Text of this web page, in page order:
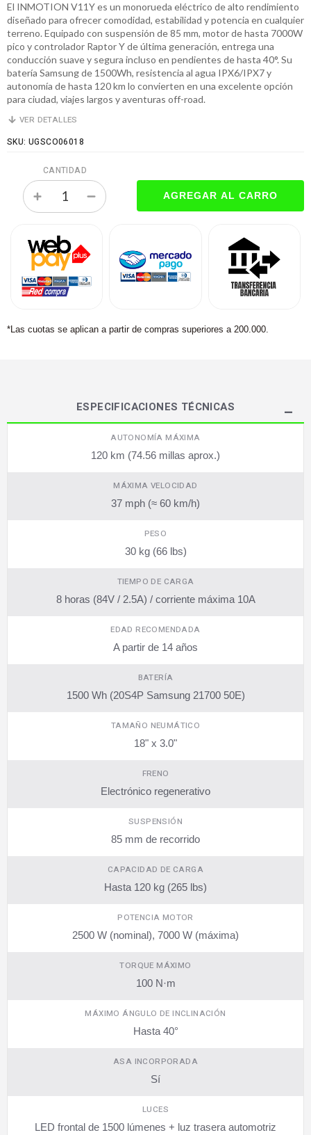
El INMOTION V11Y es un monorueda eléctrico de alto rendimiento
diseñado para ofrecer comodidad, estabilidad y potencia en cualquier
terreno. Equipado con suspensión de 85 mm, motor de hasta 7000W
pico y controlador Raptor Y de última generación, entrega una
conducción suave y segura incluso en pendientes de hasta 40°. Su
batería Samsung de 1500Wh, resistencia al agua IPX6/IPX7 y
autonomía de hasta 120 km lo convierten en una excelente opción
para ciudad, viajes largos y aventuras off-road.
VER DETALLES
SKU: UGSCO06018
CANTIDAD
*Las cuotas se aplican a partir de compras superiores a 200.000.
ESPECIFICACIONES TÉCNICAS
AUTONOMÍA MÁXIMA
120 km (74.56 millas aprox.)
MÁXIMA VELOCIDAD
37 mph (≈ 60 km/h)
PESO
30 kg (66 lbs)
TIEMPO DE CARGA
8 horas (84V / 2.5A) / corriente máxima 10A
EDAD RECOMENDADA
A partir de 14 años
BATERÍA
1500 Wh (20S4P Samsung 21700 50E)
TAMAÑO NEUMÁTICO
18" x 3.0"
FRENO
Electrónico regenerativo
SUSPENSIÓN
85 mm de recorrido
CAPACIDAD DE CARGA
Hasta 120 kg (265 lbs)
POTENCIA MOTOR
2500 W (nominal), 7000 W (máxima)
TORQUE MÁXIMO
100 N·m
MÁXIMO ÁNGULO DE INCLINACIÓN
Hasta 40°
ASA INCORPORADA
Sí
LUCES
LED frontal de 1500 lúmenes + luz trasera automotriz